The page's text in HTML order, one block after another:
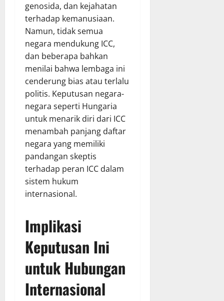
genosida, dan kejahatan
terhadap kemanusiaan.
Namun, tidak semua
negara mendukung ICC,
dan beberapa bahkan
menilai bahwa lembaga ini
cenderung bias atau terlalu
politis. Keputusan negara-
negara seperti Hungaria
untuk menarik diri dari ICC
menambah panjang daftar
negara yang memiliki
pandangan skeptis
terhadap peran ICC dalam
sistem hukum
internasional.
Implikasi
Keputusan Ini
untuk Hubungan
Internasional